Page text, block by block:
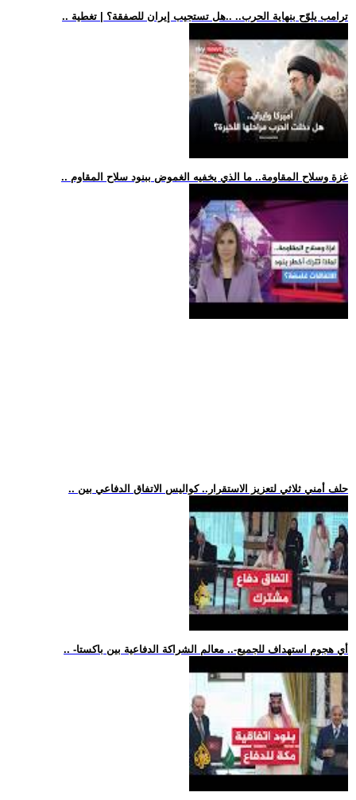
.. ترامب يلوّح بنهاية الحرب.. ..هل تستجيب إيران للصفقة؟ | تغطية
.. غزة وسلاح المقاومة.. ما الذي يخفيه الغموض ببنود سلاح المقاوم
.. حلف أمني ثلاثي لتعزيز الاستقرار.. كواليس الاتفاق الدفاعي بين
.. -أي هجوم استهداف للجميع-.. معالم الشراكة الدفاعية بين باكستا